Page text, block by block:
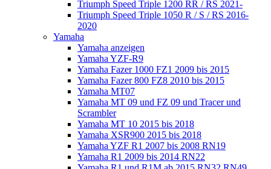
Triumph Speed Triple 1200 RR / RS 2021-
Triumph Speed Triple 1050 R / S / RS 2016-
2020
Yamaha
Yamaha anzeigen
Yamaha YZF-R9
Yamaha Fazer 1000 FZ1 2009 bis 2015
Yamaha Fazer 800 FZ8 2010 bis 2015
Yamaha MT07
Yamaha MT 09 und FZ 09 und Tracer und
Scrambler
Yamaha MT 10 2015 bis 2018
Yamaha XSR900 2015 bis 2018
Yamaha YZF R1 2007 bis 2008 RN19
Yamaha R1 2009 bis 2014 RN22